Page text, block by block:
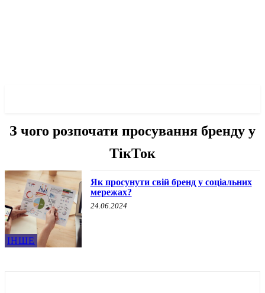
З чого розпочати просування бренду у
ТікТок
ІНШЕ
Як просунути свій бренд у соціальних
мережах?
24.06.2024